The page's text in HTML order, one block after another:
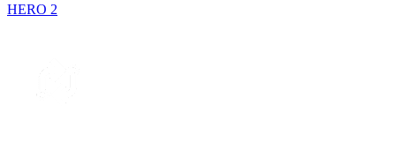
HERO 2